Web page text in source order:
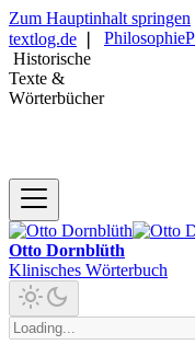
Zum Hauptinhalt springen
textlog.de
Historische
Texte &
Wörterbücher
Philosophie
Otto Dornblüth
Klinisches Wörterbuch